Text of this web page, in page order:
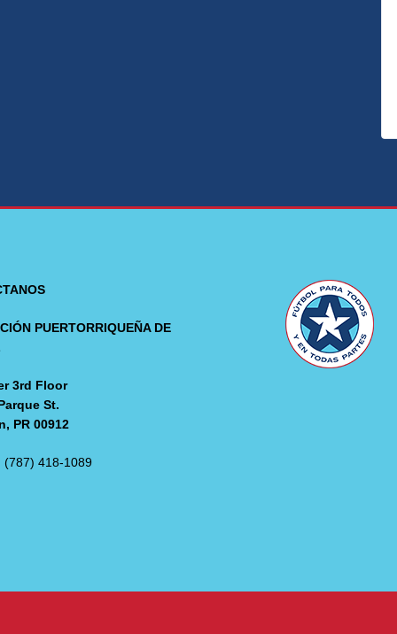
PUERTORRIQUEÑA DE
3rd Floor
St.
PR 00912
(787) 418-1089